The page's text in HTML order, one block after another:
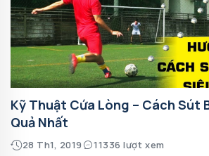
Kỹ Thuật Cứa Lòng – Cách Sút
Quả Nhất
28 Th1, 2019 11336 lượt xem